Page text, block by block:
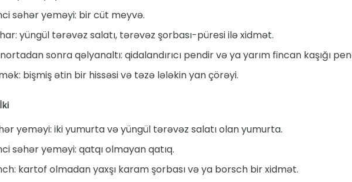
səhər yeməyi: bir cüt meyvə.
yüngül tərəvəz salatı, tərəvəz şorbası-püresi ilə xidmət.
sonra qəlyanaltı: qidalandırıcı pendir və ya yarım fincan kaşığı
bişmiş ətin bir hissəsi və təzə lələkin yan çörəyi.
yeməyi: iki yumurta və yüngül tərəvəz salatı olan yumurta.
səhər yeməyi: qatqı olmayan qatıq.
kartof olmadan yaxşı karam şorbası və ya borsch bir xidmət.